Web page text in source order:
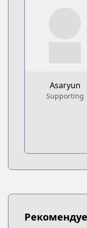
Asaryun
Supporting